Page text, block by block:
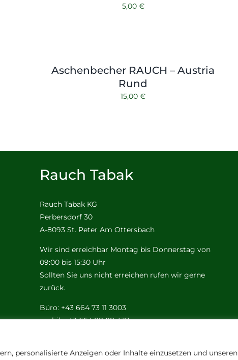
personalisierte Anzeigen oder Inhalte einzusetzen und unseren
5,00 €
Aschenbecher RAUCH – Austria
Rund
15,00€
Rauch Tabak
Rauch Tabak KG
Perbersdorf 30
A-8093 St. Peter Am Ottersbach
Wir sind erreichbar Montag bis Donnerstag von
09:00 bis 15:30 Uhr
Sollten Sie uns nicht erreichen rufen wir gerne
zurück.
Büro: +43 664 73 11 3003
mobil: +43 664 28 08 437